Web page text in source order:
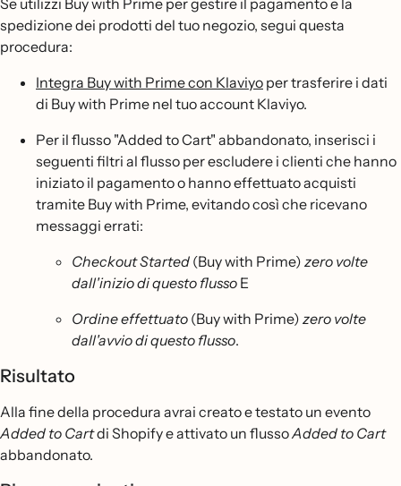
spedizione dei prodotti del tuo negozio, segui questa
procedura:
Integra Buy with Prime con Klaviyo per trasferire i dati
di Buy with Prime nel tuo account Klaviyo.
Per il flusso "Added to Cart" abbandonato, inserisci i
seguenti filtri al flusso per escludere i clienti che hanno
iniziato il pagamento o hanno effettuato acquisti
tramite Buy with Prime, evitando così che ricevano
messaggi errati:
Checkout Started (Buy with Prime) zero volte
dall'inizio di questo flusso E
Ordine effettuato (Buy with Prime) zero volte
dall'avvio di questo flusso.
Risultato
Alla fine della procedura avrai creato e testato un evento
Added to Cartdi Shopify e attivato un flussoAdded to Cart
abbandonato.